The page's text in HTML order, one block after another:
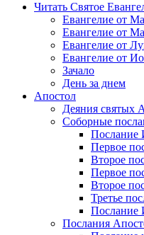
Читать Святое
Евангелие от
Евангелие от
Евангелие от
Евангелие от
Зачало
День за днем
Апостол
Деяния святых
Соборные
Послание
Первое
Второе
Первое
Второе
Третье
Послание
Послания